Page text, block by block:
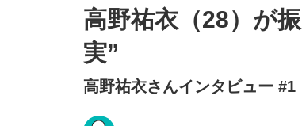
the Style
高野祐衣（28）が
実”
高野祐衣さんインタビュー #1